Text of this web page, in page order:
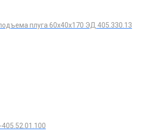
плуга 60х40х170 ЭД 405.330.13